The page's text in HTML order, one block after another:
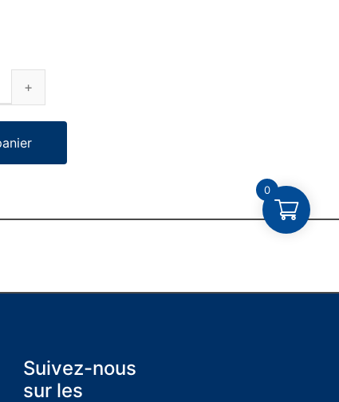
Suivez-nous
sur les
0